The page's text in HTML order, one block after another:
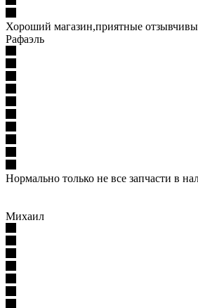
Хороший магазин,приятные
Рафаэль
Нормально только не все запчасти в
Михаил